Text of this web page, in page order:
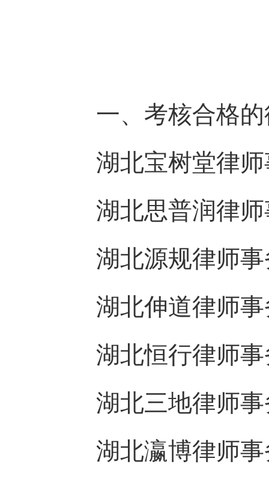
一、 考核合格
湖北宝树堂律
湖北思普润律
湖北源规律师
湖北伸道律师
湖北恒行律师
湖北三地律师
湖北瀛博律师